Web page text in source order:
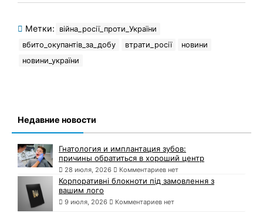
Метки:
війна_росії_проти_України
вбито_окупантів_за_добу
втрати_росії
новини
новини_україни
Недавние новости
Гнатология и имплантация зубов:
причины обратиться в хороший центр
28 июля, 2026 Комментариев нет
Корпоративні блокноти під замовлення з
вашим лого
9 июля, 2026 Комментариев нет